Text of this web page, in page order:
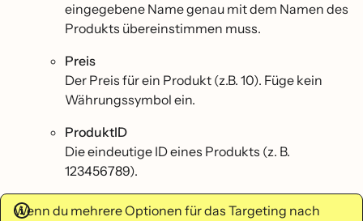
eingegebene Name genau mit dem Namen des
Produkts übereinstimmen muss.
Preis
Der Preis für ein Produkt (z.B. 10). Füge kein
Währungssymbol ein.
ProduktID
Die eindeutige ID eines Produkts (z. B.
123456789).
Wenn du mehrere Optionen für das Targeting nach